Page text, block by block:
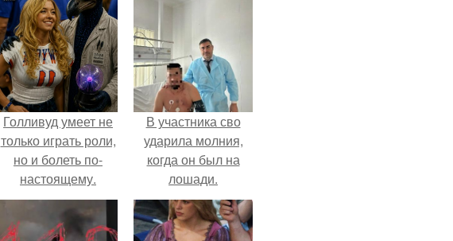
Голливуд умеет не
только играть роли,
но и болеть по-
настоящему.
В участника сво
ударила молния,
когда он был на
лошади.